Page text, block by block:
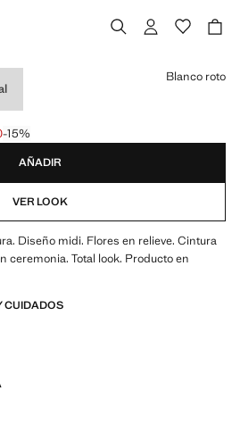
]
]
-15%
Blanco roto
AÑADIR
VER LOOK
Diseño midi. Flores en relieve. Cintura
ceremonia. Total look. Producto en
CUIDADOS